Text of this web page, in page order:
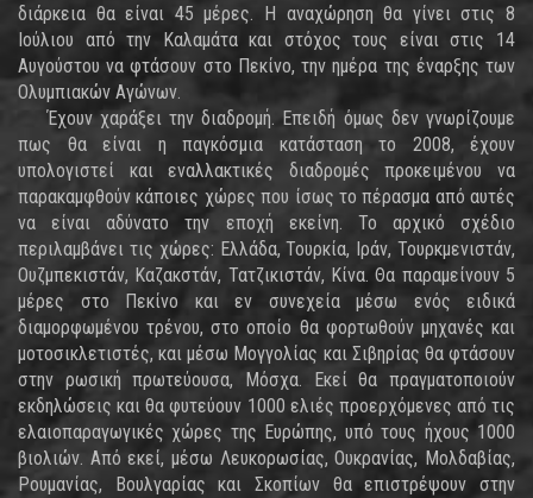
διάρκεια θα είναι 45 μέρες. Η αναχώρηση θα γίνει στις 8
Ιούλιου από την Καλαμάτα και στόχος τους είναι στις 14
Αυγούστου να φτάσουν στο Πεκίνο, την ημέρα της έναρξης των
Ολυμπιακών Αγώνων.
Έχουν χαράξει την διαδρομή. Επειδή όμως δεν γνωρίζουμε
πως θα είναι η παγκόσμια κατάσταση το 2008, έχουν
υπολογιστεί και εναλλακτικές διαδρομές προκειμένου να
παρακαμφθούν κάποιες χώρες που ίσως το πέρασμα από αυτές
να είναι αδύνατο την εποχή εκείνη. Το αρχικό σχέδιο
περιλαμβάνει τις χώρες: Ελλάδα, Τουρκία, Ιράν, Τουρκμενιστάν,
Ουζμπεκιστάν, Καζακστάν, Τατζικιστάν, Κίνα. Θα παραμείνουν 5
μέρες στο Πεκίνο και εν συνεχεία μέσω ενός ειδικά
διαμορφωμένου τρένου, στο οποίο θα φορτωθούν μηχανές και
μοτοσικλετιστές, και μέσω Μογγολίας και Σιβηρίας θα φτάσουν
στην ρωσική πρωτεύουσα, Μόσχα. Εκεί θα πραγματοποιούν
εκδηλώσεις και θα φυτεύουν 1000 ελιές προερχόμενες από τις
ελαιοπαραγωγικές χώρες της Ευρώπης, υπό τους ήχους 1000
βιολιών. Από εκεί, μέσω Λευκορωσίας, Ουκρανίας, Μολδαβίας,
Ρουμανίας, Βουλγαρίας και Σκοπίων θα επιστρέψουν στην